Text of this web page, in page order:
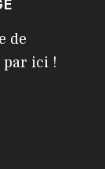
de
par ici !